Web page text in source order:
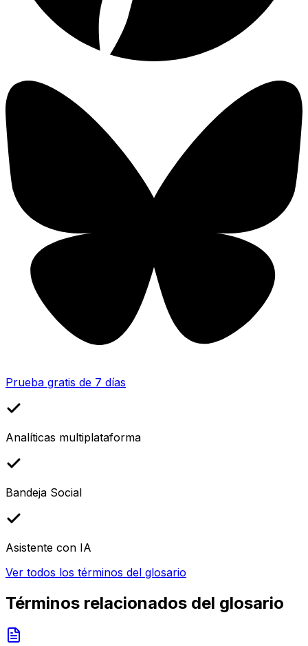
Prueba gratis de 7 días
Analíticas multiplataforma
Bandeja Social
Asistente con IA
Ver todos los términos del glosario
Términos relacionados del glosario